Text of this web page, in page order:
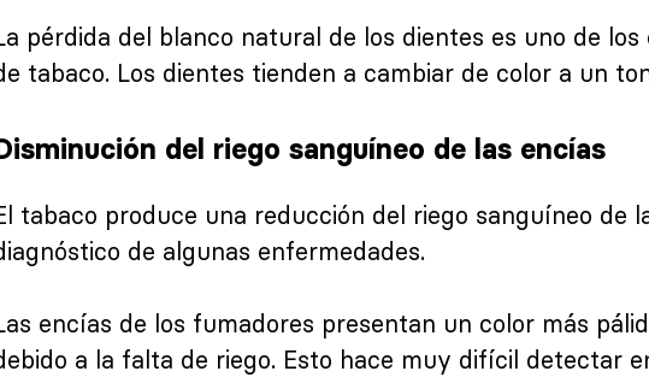
pérdida del blanco natural de los dientes es uno de
tabaco. Los dientes tienden a cambiar de color a un
del riego sanguíneo de las encías
tabaco produce una reducción del riego sanguíneo de
de algunas enfermedades.
encías de los fumadores presentan un color más
a la falta de riego. Esto hace muy difícil detectar